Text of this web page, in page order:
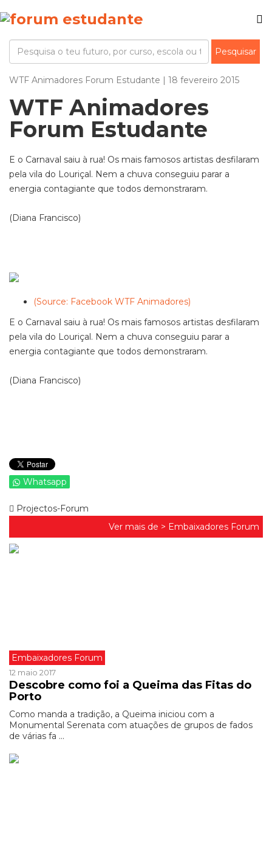
WTF Animadores Forum Estudante | 18 fevereiro 2015
WTF Animadores
Forum Estudante
E o Carnaval saiu à rua! Os mais famosos artistas desfilaram
pela vila do Louriçal. Nem a chuva conseguiu parar a
energia contagiante que todos demonstraram.
(Diana Francisco)
(Source: Facebook WTF Animadores)
E o Carnaval saiu à rua! Os mais famosos artistas desfilaram
pela vila do Louriçal. Nem a chuva conseguiu parar a
energia contagiante que todos demonstraram.
(Diana Francisco)
Whatsapp
Projectos-Forum
Ver mais de > Embaixadores Forum
Embaixadores Forum
12 maio 2017
Descobre como foi a Queima das Fitas do
Porto
Como manda a tradição, a Queima iniciou com a
Monumental Serenata com atuações de grupos de fados
de várias fa ...